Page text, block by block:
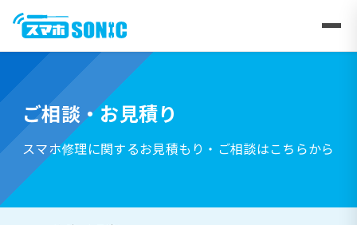
ご相談・お見積り
スマホ修理に関するお見積もり・ご相談はこちらから